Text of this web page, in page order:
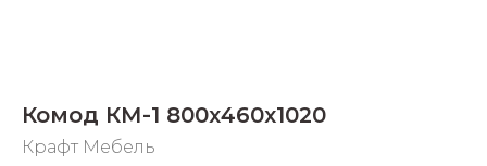
Комод КМ-1 800х460х1020
Крафт Мебель
выбранный способом